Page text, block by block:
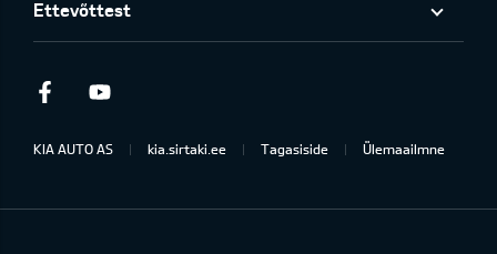
Ettevõttest
Facebook
KIA AUTO AS kia.sirtaki.ee Tagasiside Ülemaailmne